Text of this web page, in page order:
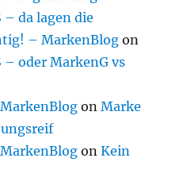
– da lagen die
– MarkenBlog on
– oder MarkenG vs
onMarke
onKein